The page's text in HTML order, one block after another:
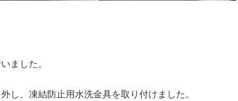
ました。
し、凍結防止用水洗金具を取り付けました。